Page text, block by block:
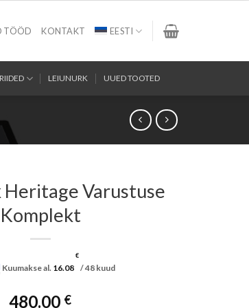
TÖÖD KONTAKT EESTI
RIIDED LEIUNURK UUED TOOTED
Heritage Varustuse
Komplekt
Kuumakse al. 16.08
€
/ 48 kuud
480.00 €